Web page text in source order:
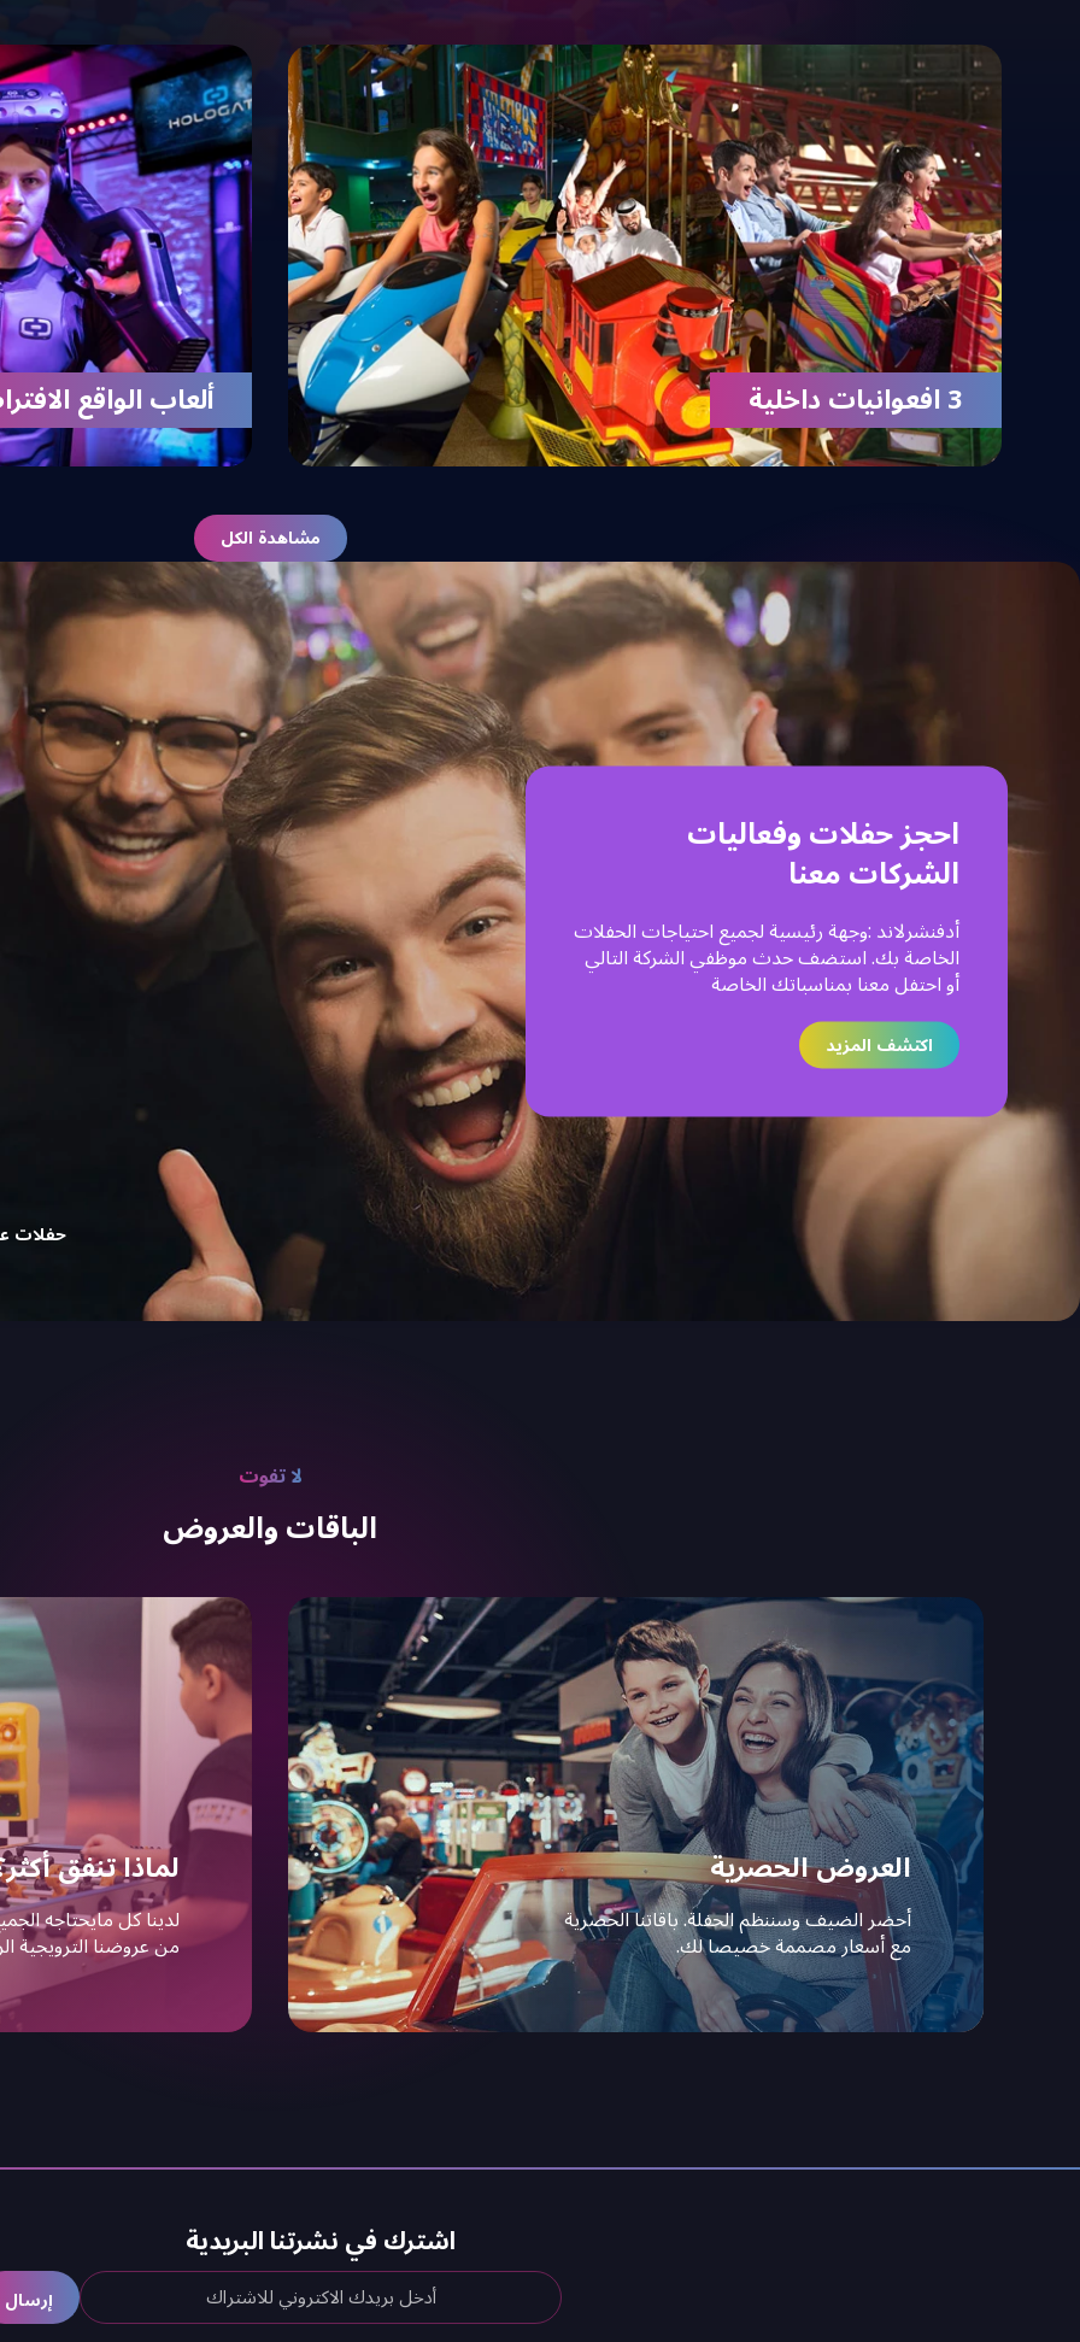
3 افعوانيات داخلية ألعاب الواقع
مشاهدة الكل
حفلات
احجز حفلات أعياد الميلاد معنا
أدفنشرلاند: وجهة رئيسية لجميع احتياجات الحفلات
الخاصة بك. استضف حدث موظفي الشركة التالي
أو احتفل معنا بمناسباتك الخاصة.
اكتشف المزيد
احجز حفلات وفعاليات
الشركات معنا
أدفنشرلاند :وجهة رئيسية لجميع احتياجات الحفلات
الخاصة بك. استضف حدث موظفي الشركة التالي
أو احتفل معنا بمناسباتك الخاصة
اكتشف المزيد
استمتع بالرحلات المدرسية
أدفنشرلاند وجهة رئيسية لجميع احتياجات الحفلات
الخاصة بك. استضف حدث موظفي الشركة التالي
أو احتفل معنا بمناسباتك الخاصة.
اكتشف المزيد
لا تفوت
الباقات والعروض
العروض الحصرية
أحضر الضيف وسننظم الحفلة. باقاتنا الحصرية
مع أسعار مصممة خصيصا لك.
لماذا تنفق
لدينا كل مايحتاجه
من عروضنا الترويجية
اشترك في نشرتنا البريدية
إرسال